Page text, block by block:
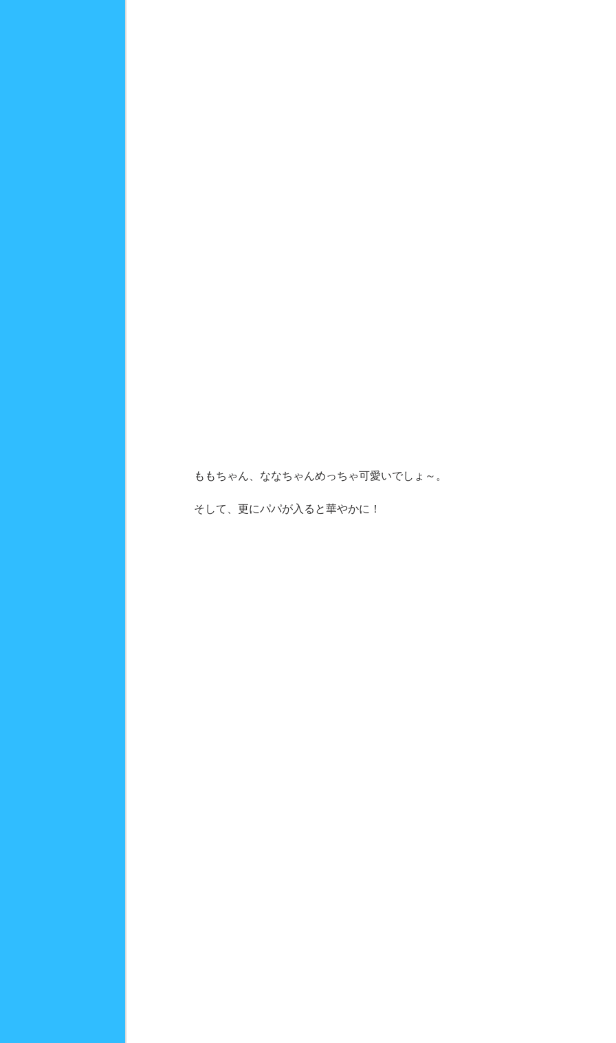
ももちゃん、ななちゃんめっちゃ可愛いでしょ～。
そして、更にパパが入ると華やかに！